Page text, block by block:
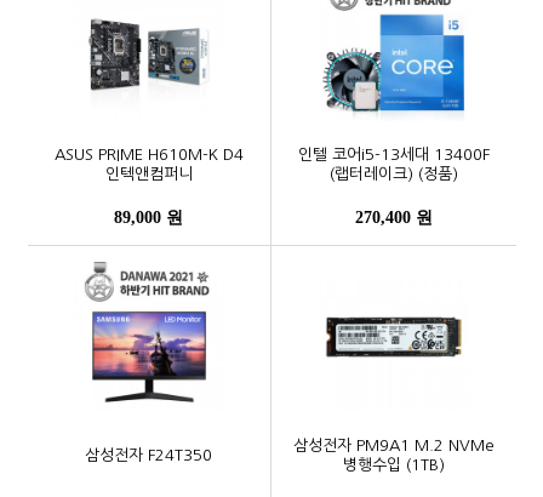
ASUS PRIME H610M-K D4
인텍앤컴퍼니
89,000 원
인텔 코어i5-13세대 13400F
(랩터레이크) (정품)
270,400 원
삼성전자 F24T350
삼성전자 PM9A1 M.2 NVMe
병행수입 (1TB)